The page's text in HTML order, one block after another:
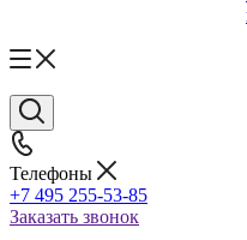
Телефоны
+7 495 255-53-85
Заказать звонок